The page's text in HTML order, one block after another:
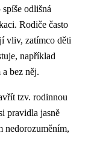
odlišná
Rodiče často
vliv, zatímco děti
například
bez něj.
tzv. rodinnou
pravidla jasně
nedorozuměním,